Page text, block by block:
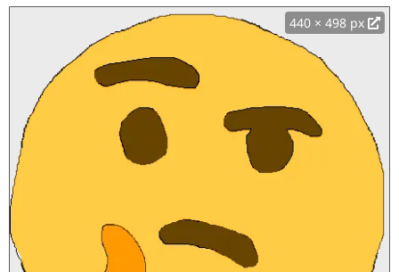
440 × 498 px